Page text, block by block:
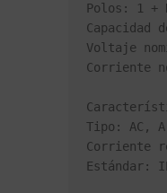
Polos: 1 +
Capacidad
Voltaje
Corriente
Tipo: AC, A
Corriente
Estándar: